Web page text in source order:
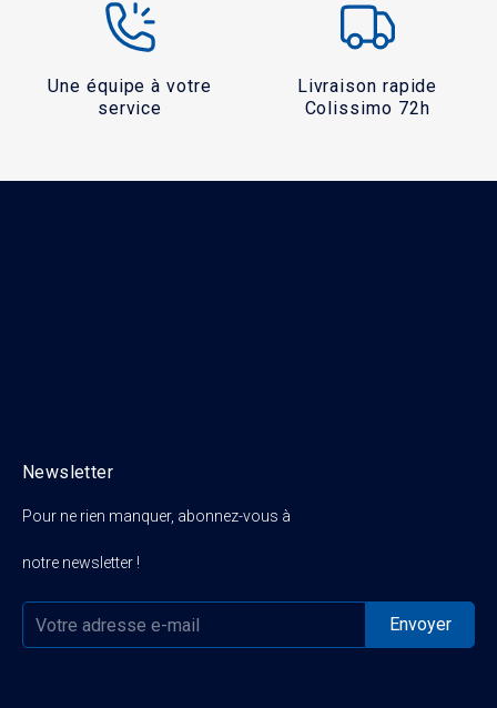
Une équipe à votre
service
Livraison rapide
Colissimo 72h
Pour ne rien manquer, abonnez-vous à
notre newsletter !
Newsletter